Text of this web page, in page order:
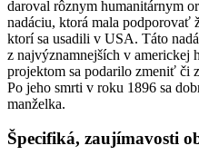
daroval rôznym humanitárnym
nadáciu, ktorá mala podporovať
ktorí sa usadili v USA. Táto
z najvýznamnejších v americkej
projektom sa podarilo zmeniť či
Po jeho smrti v roku 1896 sa
manželka.
Špecifiká, zaujímavosti